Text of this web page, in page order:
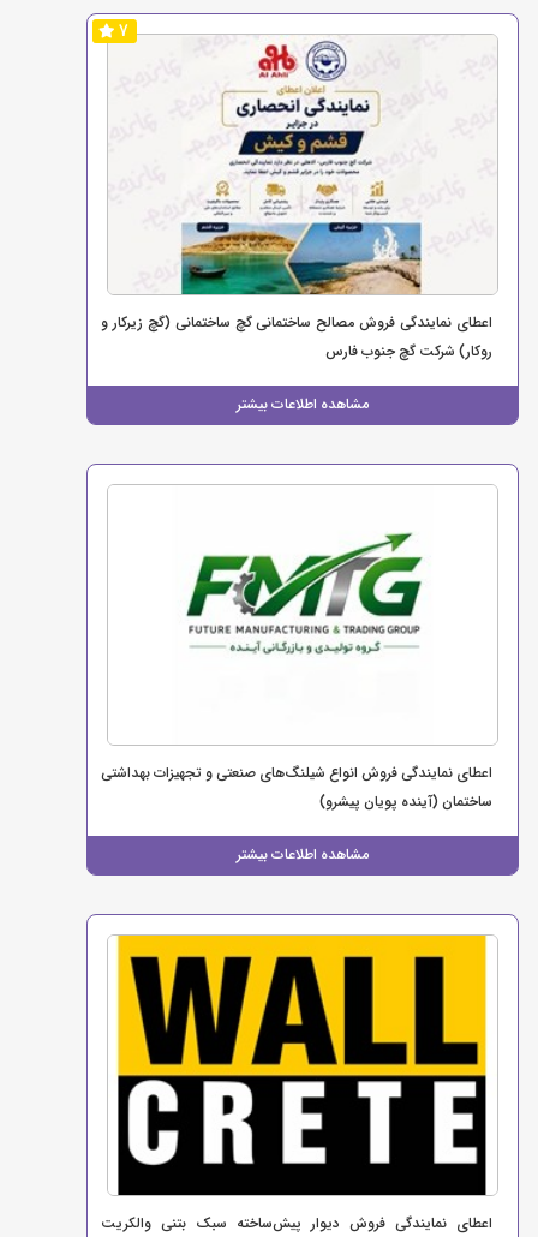
7
اعطای نمایندگی فروش مصالح ساختمانی گچ ساختمانی (گچ زیرکار و
روکار) شرکت گچ جنوب فارس
مشاهده اطلاعات بیشتر
اعطای نمایندگی فروش انواع شیلنگ‌های صنعتی و تجهیزات بهداشتی
ساختمان (آینده پویان پیشرو)
مشاهده اطلاعات بیشتر
اعطای نمایندگی فروش دیوار پیش‌ساخته سبک بتنی والکریت